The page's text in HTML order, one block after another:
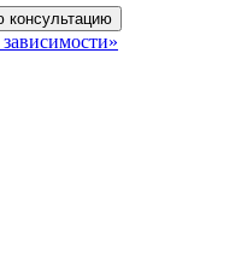
консультацию